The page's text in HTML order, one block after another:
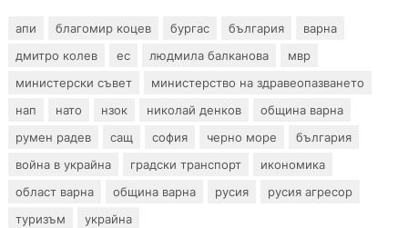
апи благомир коцев бургас българия
варна
дмитро колев
ес людмила балканова
мвр
министерски съвет
министерство на здравеопазването
нап
нато нзок николай денков
община варна
румен радев
сащ софия черно море
българия
война в украйна
градски транспорт
икономика
област варна
община варна русия
русия агресор
туризъм
украйна